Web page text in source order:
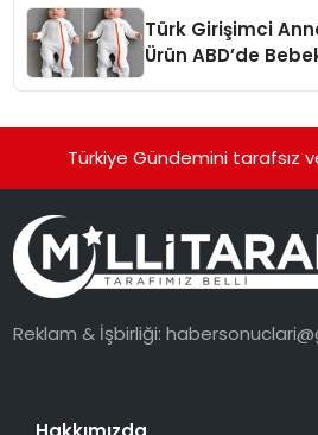
Türk Girişimci
Ürün ABD’de
Türkiye Gündemini tarafsız
Reklam & İşbirliği: